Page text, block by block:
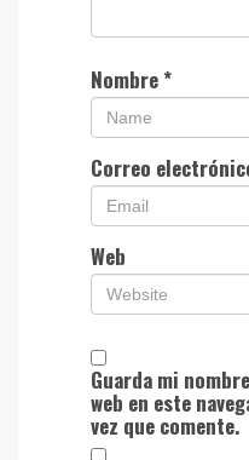
Nombre*
Correo
Web
Guarda mi
web en este
vez que comente.